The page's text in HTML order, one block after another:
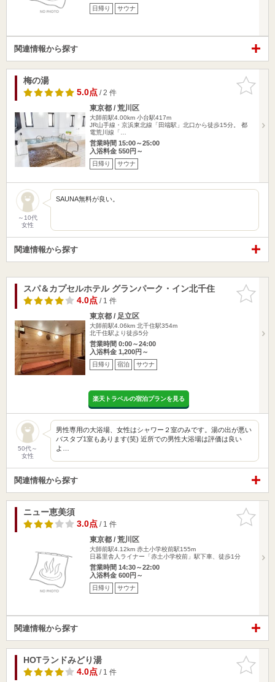
日帰り サウナ
関連情報から探す
お気に入
りに追加
梅の湯
5.0点/ 2 件
東京都 / 荒川区
大師前駅4.00km 小台駅417m
JR山手線・京浜東北線「田端駅」北口から徒歩15分。 都
電荒川線「…
営業時間 15:00～25:00
入浴料金 550円～
日帰り サウナ
～10代
女性
SAUNA無料が良い。
関連情報から探す
お気に入
りに追加
スパ＆カプセルホテル グランパーク・イン北千住
4.0点/ 1 件
東京都 / 足立区
大師前駅4.06km 北千住駅354m
北千住駅より徒歩5分
営業時間 0:00～24:00
入浴料金 1,200円～
日帰り 宿泊 サウナ
楽天トラベルの宿泊プランを見る
50代～
女性
男性専用の大浴場、女性はシャワー２室のみです。湯の出が悪い
バスタブ1室もあります(笑) 近所での男性大浴場は評価は良い
よ…
関連情報から探す
お気に入
りに追加
ニュー恵美須
3.0点/ 1 件
東京都 / 荒川区
大師前駅4.12km 赤土小学校前駅155m
日暮里舎人ライナー「赤土小学校前」駅下車、徒歩1分
営業時間 14:30～22:00
入浴料金 600円～
日帰り サウナ
関連情報から探す
お気に入
りに追加
HOTランドみどり湯
4.0点/ 1 件